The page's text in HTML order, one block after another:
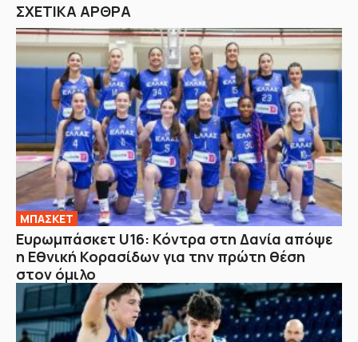
ΣΧΕΤΙΚΑ ΑΡΘΡΑ
ΜΠΑΣΚΕΤ
Ευρωμπάσκετ U16: Κόντρα στη Δανία απόψε
η Εθνική Κορασίδων για την πρώτη θέση
στον όμιλο